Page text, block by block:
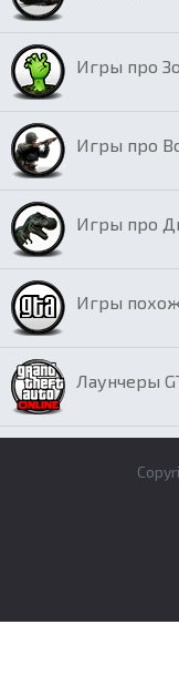
Игры про
Игры про
Игры про
Игры
Лаунчеры